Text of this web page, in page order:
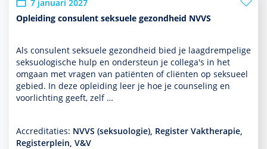
7 januari 2027
Opleiding consulent seksuele gezondheid NVVS
Als consulent seksuele gezond­heid bied je laagdrempelige
seksuologische hulp en onder­steun je collega's in het
omgaan met vragen van patiënten of cliënten op seksueel
gebied. In deze opleiding leer je hoe je counseling en
voorlichting geeft, zelf …
Accreditaties: NVVS (seksuologie), Register Vaktherapie,
Registerplein, V&V